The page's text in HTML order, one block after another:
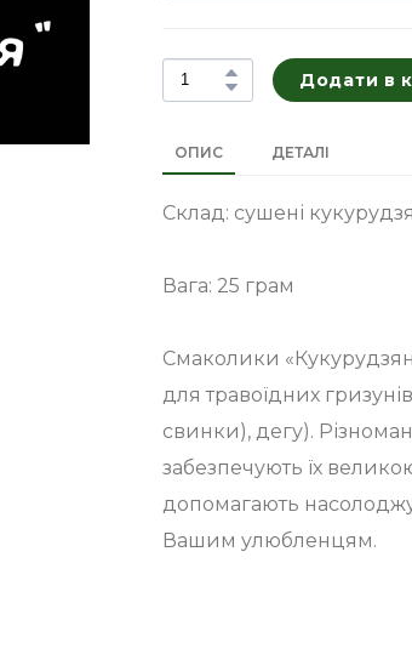
Додати в
ОПИС ДЕТАЛІ
Склад: сушені
Вага: 25 грам
Смаколики
для травоїдних
свинки), дегу).
забезпечують їх великою
допомагають
Вашим улюбленцям.